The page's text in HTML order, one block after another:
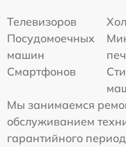
Телевизоров
Посудомоечных
машин
Смартфонов
Мы занимаемся
обслуживанием
гарантийного